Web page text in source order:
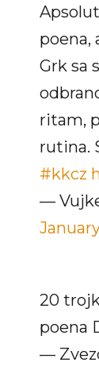
poena,
Grk sa
ritam,
rutina.
#kkcz
—
20
poena
—